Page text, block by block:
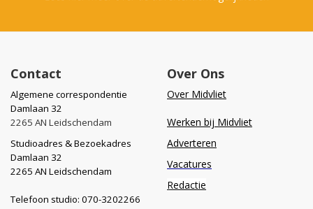
Contact
Algemene correspondentie
Damlaan 32
2265 AN Leidschendam
Studioadres & Bezoekadres
Damlaan 32
2265 AN Leidschendam
Telefoon studio: 070-3202266
Over Ons
Over Midvliet
Werken bij Midvliet
Adverteren
Vacatures
Redactie